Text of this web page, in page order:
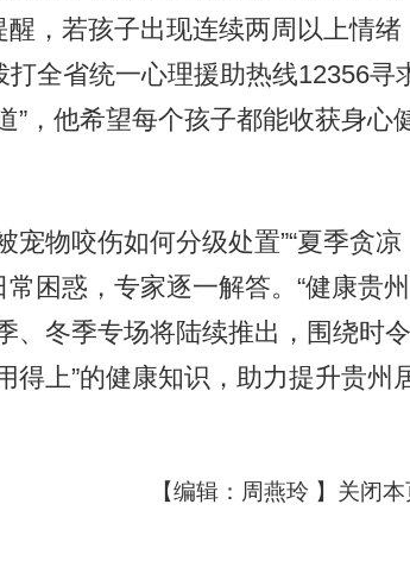
醒，若孩子出现连续两周以上情绪
全省统一心理援助热线12356寻
”，他希望每个孩子都能收获身心
物咬伤如何分级处置”“夏季贪凉
困惑，专家逐一解答。“健康贵州
、冬季专场将陆续推出，围绕时令
得上”的健康知识，助力提升贵州
【编辑：周燕玲 】 关闭本